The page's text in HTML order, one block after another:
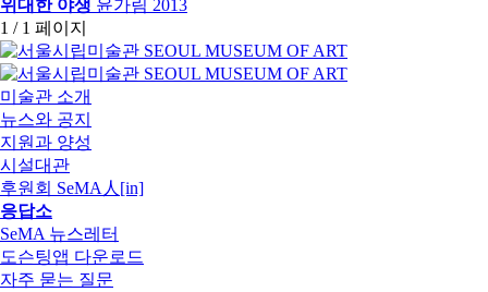
위대한 야생 윤가림 2013
1 / 1 페이지
미술관 소개
뉴스와 공지
지원과 양성
시설대관
후원회 SeMA人[in]
응답소
SeMA 뉴스레터
도슨팅앱 다운로드
자주 묻는 질문